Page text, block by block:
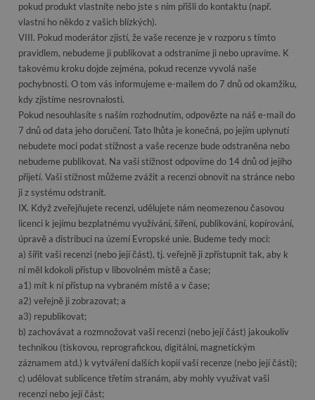
pokud produkt vlastníte nebo jste s ním přišli do kontaktu (např.
vlastní ho někdo z vašich blízkých).
VIII. Pokud moderátor zjistí, že vaše recenze je v rozporu s tímto
pravidlem, nebudeme ji publikovat a odstraníme ji nebo upravíme. K
takovému kroku dojde zejména, pokud recenze vyvolá naše
pochybnosti. O tom vás informujeme e-mailem do 7 dnů od okamžiku,
kdy zjistíme nesrovnalosti.
Pokud nesouhlasíte s naším rozhodnutím, odpovězte na náš e-mail do
7 dnů od data jeho doručení. Tato lhůta je konečná, po jejím uplynutí
nebudete moci podat stížnost a vaše recenze bude odstraněna nebo
nebudeme publikovat. Na vaši stížnost odpovíme do 14 dnů od jejího
přijetí. Vaši stížnost můžeme zvážit a recenzi obnovit na stránce nebo
ji z systému odstranit.
IX. Když zveřejňujete recenzi, udělujete nám neomezenou časovou
licenci k jejímu bezplatnému využívání, šíření, publikování, kopírování,
úpravě a distribuci na území Evropské unie. Budeme tedy moci:
a) šířit vaši recenzi (nebo její část), tj. veřejně ji zpřístupnit tak, aby k
ní měl kdokoli přístup v libovolném místě a čase;
a1) mít k ní přístup na vybraném místě a v čase;
a2) veřejně ji zobrazovat; a
a3) republikovat;
b) zachovávat a rozmnožovat vaši recenzi (nebo její část) jakoukoliv
technikou (tiskovou, reprografickou, digitální, magnetickým
záznamem atd.) k vytváření dalších kopií vaší recenze (nebo její části);
c) udělovat sublicence třetím stranám, aby mohly využívat vaši
recenzi nebo její část;